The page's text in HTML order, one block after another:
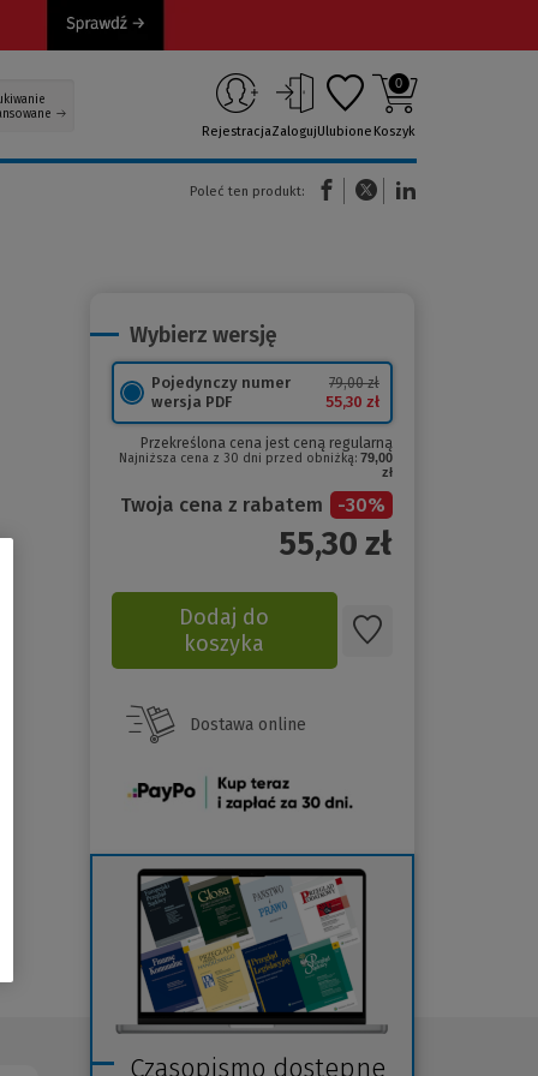
RejestracjaZalogujUlubione
0
Koszyk
Poleć ten produkt:
(Nowe okno)(Link do innej strony)
Wybierz wersję
Pojedynczy numer
wersja PDF
79,00 zł
55,30 zł
Przekreślona cena jest ceną regularną
Najniższa cena z 30 dni przed obniżką: 79,00
zł
Twoja cena z rabatem -30%
55,30 zł
Dodaj do
koszyka
Dostawa online
(Nowe
Czasopismo dostępne